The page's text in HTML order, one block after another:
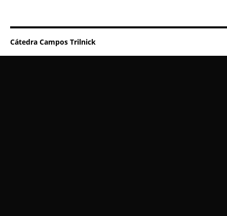
Cátedra Campos Trilnick